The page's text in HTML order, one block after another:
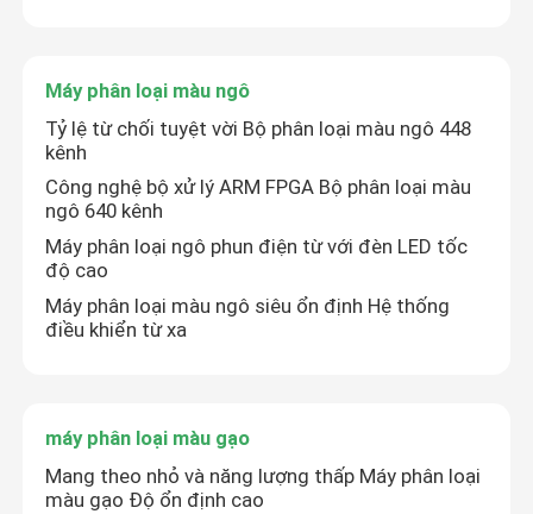
Máy phân loại màu ngô
Tỷ lệ từ chối tuyệt vời Bộ phân loại màu ngô 448
kênh
Công nghệ bộ xử lý ARM FPGA Bộ phân loại màu
ngô 640 kênh
Máy phân loại ngô phun điện từ với đèn LED tốc
độ cao
Máy phân loại màu ngô siêu ổn định Hệ thống
điều khiển từ xa
máy phân loại màu gạo
Mang theo nhỏ và năng lượng thấp Máy phân loại
màu gạo Độ ổn định cao